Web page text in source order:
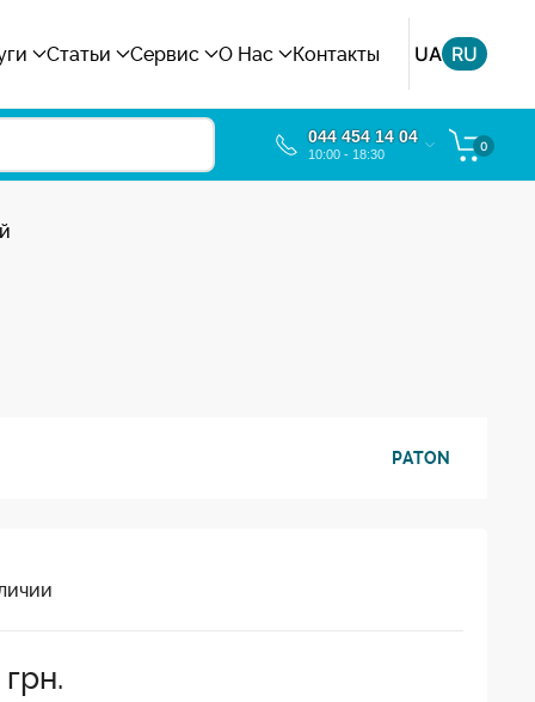
Статьи Сервис О Нас Контакты UA RU
044 454 14 04
10:00 - 18:30
0
PATON
грн.